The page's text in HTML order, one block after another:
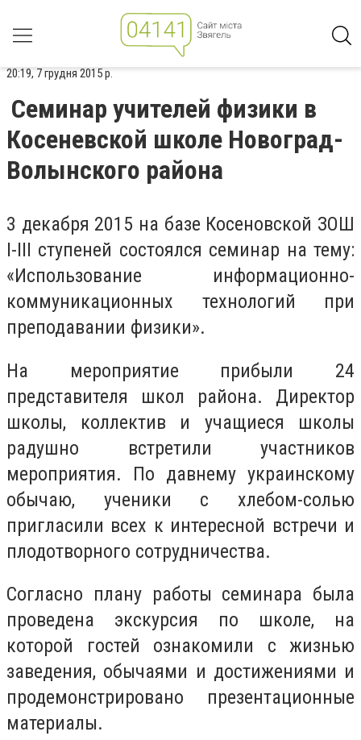
20:19, 7 грудня 2015 р.
Семинар учителей физики в
Косеневской школе Новоград-
Волынского района
3 декабря 2015 на базе Косеновской ЗОШ
I-III ступеней состоялся семинар на тему:
«Использование информационно-
коммуникационных технологий при
преподавании физики».
На мероприятие прибыли 24
представителя школ района. Директор
школы, коллектив и учащиеся школы
радушно встретили участников
мероприятия. По давнему украинскому
обычаю, ученики с хлебом-солью
пригласили всех к интересной встречи и
плодотворного сотрудничества.
Согласно плану работы семинара была
проведена экскурсия по школе, на
которой гостей ознакомили с жизнью
заведения, обычаями и достижениями и
продемонстрировано презентационные
материалы.